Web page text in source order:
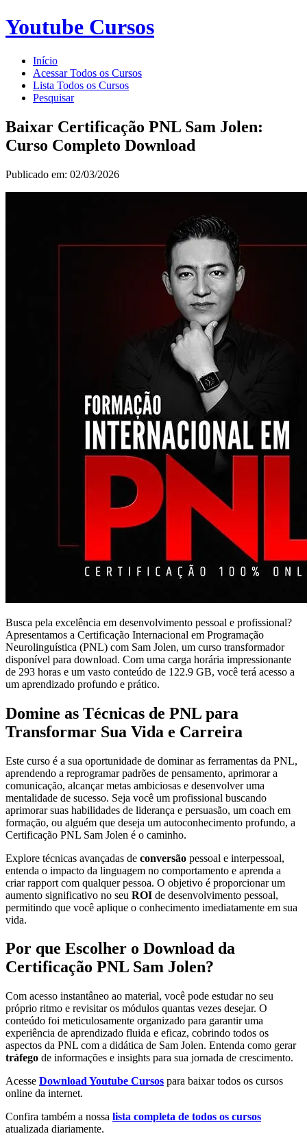
Youtube Cursos
Início
Acessar Todos os Cursos
Lista Todos os Cursos
Pesquisar
Baixar Certificação PNL Sam Jolen:
Curso Completo Download
Publicado em: 02/03/2026
Busca pela excelência em desenvolvimento pessoal e profissional?
Apresentamos a Certificação Internacional em Programação
Neurolinguística (PNL) com Sam Jolen, um curso transformador
disponível para download. Com uma carga horária impressionante
de 293 horas e um vasto conteúdo de 122.9 GB, você terá acesso a
um aprendizado profundo e prático.
Domine as Técnicas de PNL para
Transformar Sua Vida e Carreira
Este curso é a sua oportunidade de dominar as ferramentas da PNL,
aprendendo a reprogramar padrões de pensamento, aprimorar a
comunicação, alcançar metas ambiciosas e desenvolver uma
mentalidade de sucesso. Seja você um profissional buscando
aprimorar suas habilidades de liderança e persuasão, um coach em
formação, ou alguém que deseja um autoconhecimento profundo, a
Certificação PNL Sam Jolen é o caminho.
Explore técnicas avançadas de conversão pessoal e interpessoal,
entenda o impacto da linguagem no comportamento e aprenda a
criar rapport com qualquer pessoa. O objetivo é proporcionar um
aumento significativo no seu ROI de desenvolvimento pessoal,
permitindo que você aplique o conhecimento imediatamente em sua
vida.
Por que Escolher o Download da
Certificação PNL Sam Jolen?
Com acesso instantâneo ao material, você pode estudar no seu
próprio ritmo e revisitar os módulos quantas vezes desejar. O
conteúdo foi meticulosamente organizado para garantir uma
experiência de aprendizado fluida e eficaz, cobrindo todos os
aspectos da PNL com a didática de Sam Jolen. Entenda como gerar
tráfego de informações e insights para sua jornada de crescimento.
Acesse Download Youtube Cursos para baixar todos os cursos
online da internet.
Confira também a nossa lista completa de todos os cursos
atualizada diariamente.